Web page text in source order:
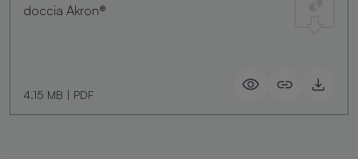
doccia Akron®
4.15 MB | PDF